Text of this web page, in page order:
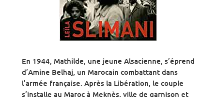
En 1944, Mathilde, une jeune Alsacienne, s’éprend
d’Amine Belhaj, un Marocain combattant dans
l’armée française. Après la Libération, le couple
s’installe au Maroc à Meknès, ville de garnison et